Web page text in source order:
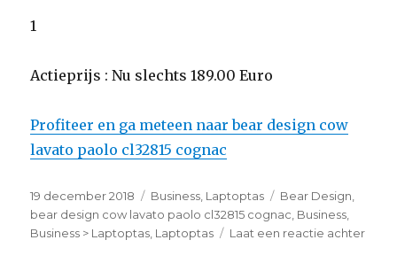
1
Actieprijs : Nu slechts 189.00 Euro
Profiteer en ga meteen naar bear design cow
lavato paolo cl32815 cognac
Geplaatst
op
19 december 2018 Categorieën
Business, Laptoptas Tags
Bear Design,
bear design cow lavato paolo cl32815 cognac, Business,
Business > Laptoptas, Laptoptas Laat een reactie achter